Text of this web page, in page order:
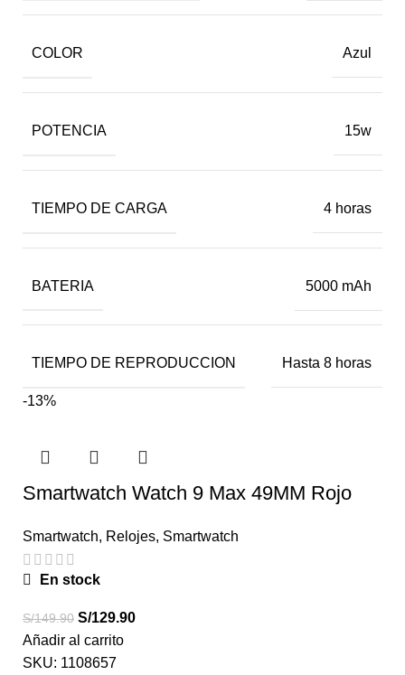
COLOR Azul
POTENCIA 15w
TIEMPO DE CARGA 4 horas
BATERIA 5000 mAh
TIEMPO DE REPRODUCCION Hasta 8 horas
-13%
Smartwatch Watch 9 Max 49MM Rojo
Smartwatch, Relojes, Smartwatch
En stock
S/149.90 S/129.90
Añadir al carrito
SKU: 1108657